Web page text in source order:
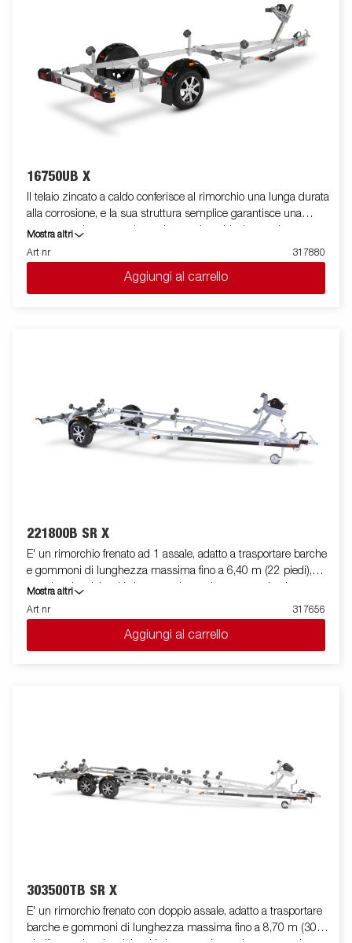
durante il posizionamento ed l'alloggiamento dell'imbarcazione.
La barra luci posteriore è facilmente amovibile, in modo da
facilitare il varo e l'alaggio dell'imbarcazione trasportata. Le
immagini sono solo a scopo illustrativo e possono mostrare
accessori opzionali.
16750UB X
Il telaio zincato a caldo conferisce al rimorchio una lunga durata
alla corrosione, e la sua struttura semplice garantisce una
maneggevolezza eccelente durante la guida. Lo stazionamento
in sicurezza della barca sul rimorchio è garantito da una serie
di rulli in materiale anti graffio. I cavi elettrici sono
completamente nascosti e protetti all'interno del telaio. I
cuscinetti delle ruote a tenuta stagna rappresentano un’ottima
Mostra altri
Art nr
317880
Aggiungi al carrello
221800B SR X
E' un rimorchio frenato ad 1 assale, adatto a trasportare barche
e gommoni di lunghezza massima fino a 6,40 m (22 piedi),
con doppio telaio a V che garantisce robustezza ed ottima
stabilità durante il traino. La sua dotazione standard prevede
due slitte posteriori ribaltabili e rulli laterali ad alta resistenza di
qualità superiore. Il telaio del rimorchio è totalmente zincato a
caldo, per garantire una durevole resistenza alla corrosione. Il
varo e l'alaggio dell'imbarcazione trasportata. Le immagini sono
solo a scopo illustrativo e possono mostrare accessori opzionali.
Mostra altri
Art nr
317656
Aggiungi al carrello
303500TB SR X
E' un rimorchio frenato con doppio assale, adatto a trasportare
barche e gommoni di lunghezza massima fino a 8,70 m (30